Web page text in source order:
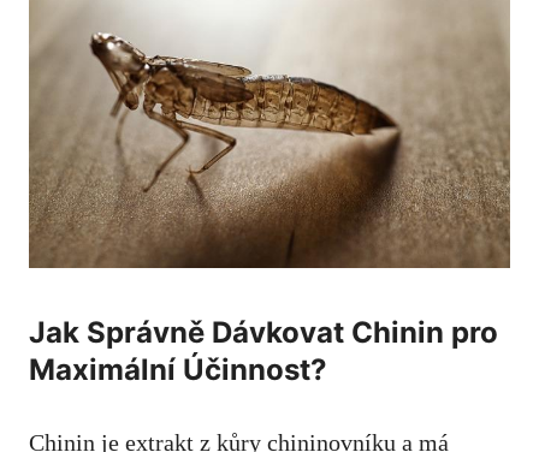
Jak Správně Dávkovat Chinin pro
Maximální Účinnost?
Chinin je extrakt z kůry chininovníku a má